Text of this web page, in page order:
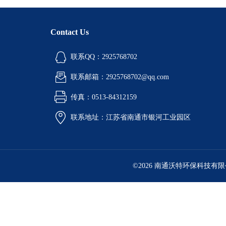
Contact Us
联系QQ：2925768702
联系邮箱：2925768702@qq.com
传真：0513-84312159
联系地址：江苏省南通市银河工业园区
©2026 南通沃特环保科技有